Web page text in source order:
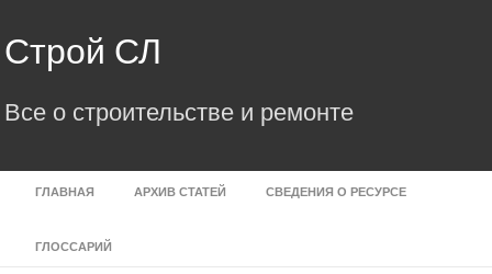
to
content
Строй СЛ
Все о строительстве и ремонте
ГЛАВНАЯ АРХИВ СТАТЕЙ СВЕДЕНИЯ О РЕСУРСЕ
ГЛОССАРИЙ